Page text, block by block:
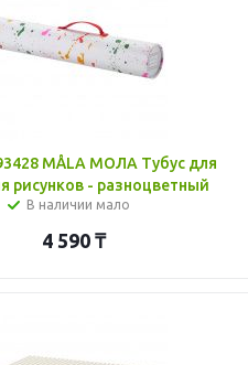
MÅLA МОЛА Тубус для
рисунков - разноцветный
В наличии мало
4 590 ₸